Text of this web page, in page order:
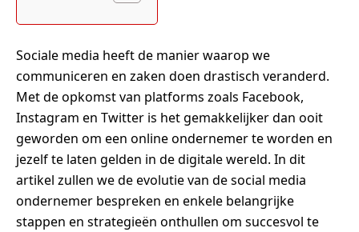
Sociale media heeft de manier waarop we
communiceren en zaken doen drastisch veranderd.
Met de opkomst van platforms zoals Facebook,
Instagram en Twitter is het gemakkelijker dan ooit
geworden om een online ondernemer te worden en
jezelf te laten gelden in de digitale wereld. In dit
artikel zullen we de evolutie van de social media
ondernemer bespreken en enkele belangrijke
stappen en strategieën onthullen om succesvol te